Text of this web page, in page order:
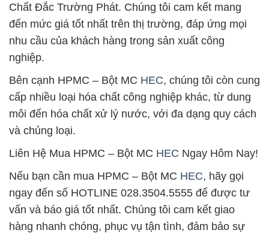
Chất Đắc Trường Phát. Chúng tôi cam kết mang
đến mức giá tốt nhất trên thị trường, đáp ứng mọi
nhu cầu của khách hàng trong sản xuất công
nghiệp.
Bên cạnh HPMC – Bột MC HEC, chúng tôi còn cung
cấp nhiều loại hóa chất công nghiệp khác, từ dung
môi đến hóa chất xử lý nước, với đa dạng quy cách
và chủng loại.
Liên Hệ Mua HPMC – Bột MC HEC Ngay Hôm Nay!
Nếu bạn cần mua HPMC – Bột MC HEC, hãy gọi
ngay đến số HOTLINE 028.3504.5555 để được tư
vấn và báo giá tốt nhất. Chúng tôi cam kết giao
hàng nhanh chóng, phục vụ tận tình, đảm bảo sự